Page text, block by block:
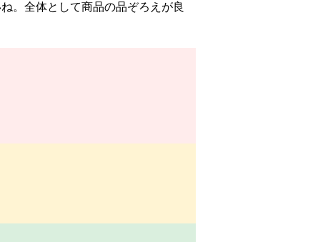
。全体として商品の品ぞろえが良